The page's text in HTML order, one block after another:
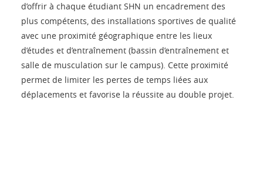
d’offrir à chaque étudiant SHN un encadrement des
plus compétents, des installations sportives de qualité
avec une proximité géographique entre les lieux
d’études et d’entraînement (bassin d’entraînement et
salle de musculation sur le campus). Cette proximité
permet de limiter les pertes de temps liées aux
déplacements et favorise la réussite au double projet.